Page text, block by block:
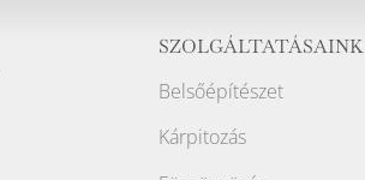
SZOLGÁLTATÁSAINK
Belsőépítészet
Kárpitozás